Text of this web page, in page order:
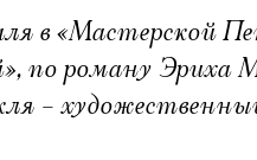
в «Мастерской
по роману Эриха
–